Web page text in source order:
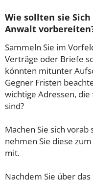
Wie sollten sie
Anwalt
Sammeln Sie im
Verträge oder Briefe
könnten mitunter
Gegner Fristen
wichtige Adressen,
sind?
Machen Sie sich
nehmen Sie diese
mit.
Nachdem Sie über